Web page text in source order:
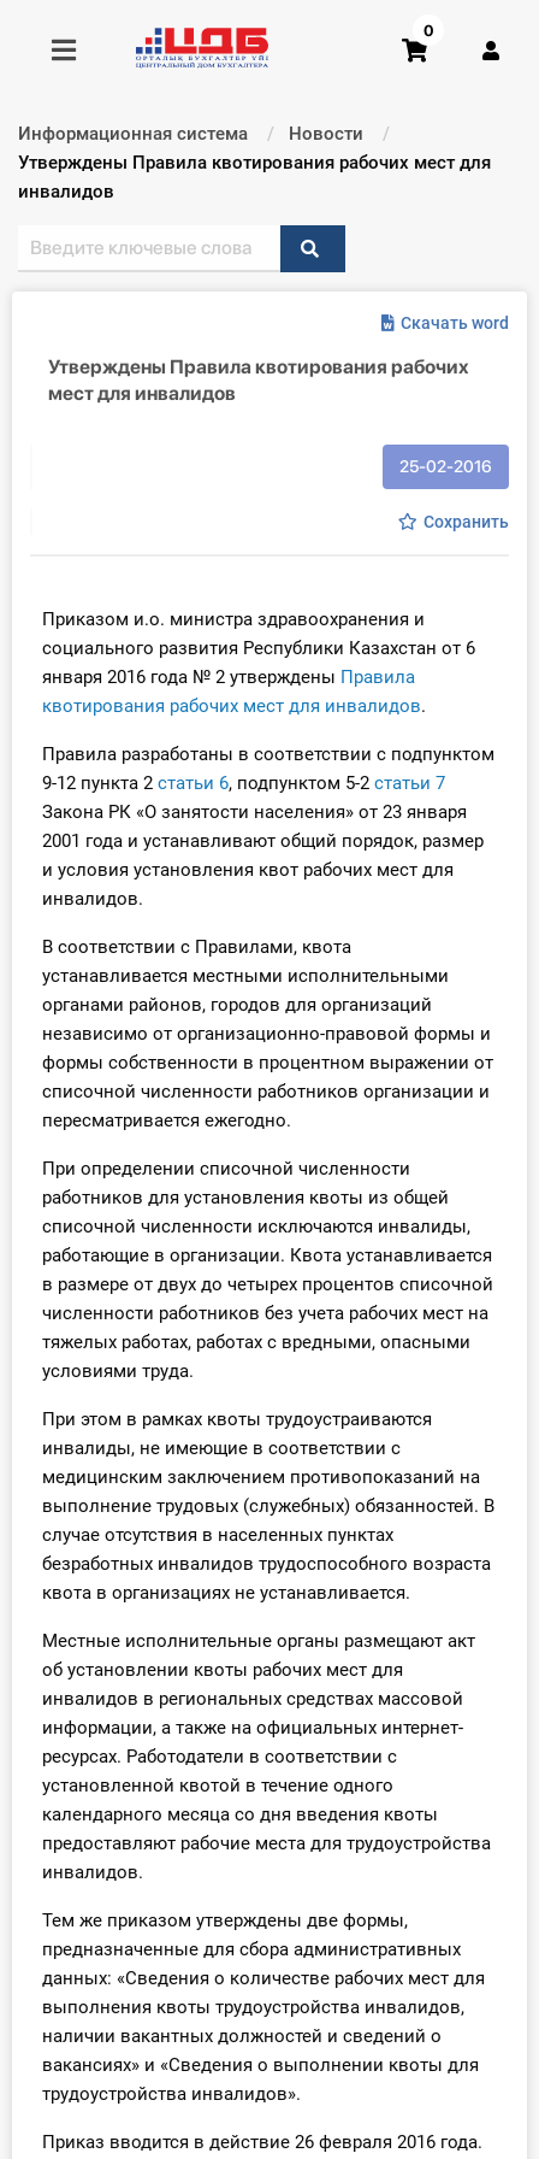
Получить консультацию
Главная ИС
Консультации
Вебинары
Справочник бухгалтера
Участник ВЭД
Практика ИП
Кадры. Труд. Зарплата.
Юридический помощник
Интернет-магазин
О Системе
Тарифы
Тестирование для
бухгалтера
0
Информационная система
Новости
Текущий:
Утверждены Правила квотирования рабочих мест для
инвалидов
Скачать word
Утверждены Правила квотирования рабочих
мест для инвалидов
25-02-2016
Сохранить
Приказом и.о. министра здравоохранения и
социального развития Республики Казахстан от 6
января 2016 года № 2 утверждены Правила
квотирования рабочих мест для инвалидов.
Правила разработаны в соответствии с подпунктом
9-12 пункта 2 статьи 6, подпунктом 5-2 статьи 7
Закона РК «О занятости населения» от 23 января
2001 года и устанавливают общий порядок, размер
и условия установления квот рабочих мест для
инвалидов.
В соответствии с Правилами, квота
устанавливается местными исполнительными
органами районов, городов для организаций
независимо от организационно-правовой формы и
формы собственности в процентном выражении от
списочной численности работников организации и
пересматривается ежегодно.
При определении списочной численности
работников для установления квоты из общей
списочной численности исключаются инвалиды,
работающие в организации. Квота устанавливается
в размере от двух до четырех процентов списочной
численности работников без учета рабочих мест на
тяжелых работах, работах с вредными, опасными
условиями труда.
При этом в рамках квоты трудоустраиваются
инвалиды, не имеющие в соответствии с
медицинским заключением противопоказаний на
выполнение трудовых (служебных) обязанностей. В
случае отсутствия в населенных пунктах
безработных инвалидов трудоспособного возраста
квота в организациях не устанавливается.
Местные исполнительные органы размещают акт
об установлении квоты рабочих мест для
инвалидов в региональных средствах массовой
информации, а также на официальных интернет-
ресурсах. Работодатели в соответствии с
установленной квотой в течение одного
календарного месяца со дня введения квоты
предоставляют рабочие места для трудоустройства
инвалидов.
Тем же приказом утверждены две формы,
предназначенные для сбора административных
данных: «Сведения о количестве рабочих мест для
выполнения квоты трудоустройства инвалидов,
наличии вакантных должностей и сведений о
вакансиях» и «Сведения о выполнении квоты для
трудоустройства инвалидов».
Приказ вводится в действие 26 февраля 2016 года.